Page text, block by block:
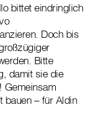
bittet eindringlich
Doch bis
Bitte
damit sie die
Gemeinsam
bauen – für Aldin